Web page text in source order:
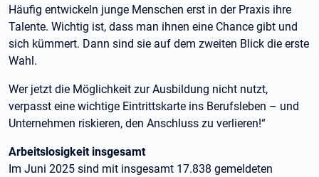
Häufig entwickeln junge Menschen erst in der Praxis ihre
Talente. Wichtig ist, dass man ihnen eine Chance gibt und
sich kümmert. Dann sind sie auf dem zweiten Blick die erste
Wahl.
Wer jetzt die Möglichkeit zur Ausbildung nicht nutzt,
verpasst eine wichtige Eintrittskarte ins Berufsleben – und
Unternehmen riskieren, den Anschluss zu verlieren!“
Arbeitslosigkeit insgesamt
Im Juni 2025 sind mit insgesamt 17.838 gemeldeten